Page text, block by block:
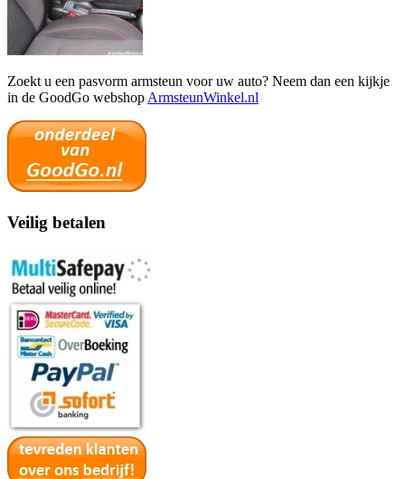
Zoekt u een pasvorm armsteun voor uw auto? Neem dan een kijkje
in de GoodGo webshop ArmsteunWinkel.nl
Veilig betalen